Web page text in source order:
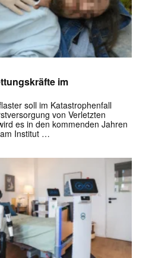
im
soll im Katastrophenfall
von Verletzten
es in den kommenden Jahren
Institut …